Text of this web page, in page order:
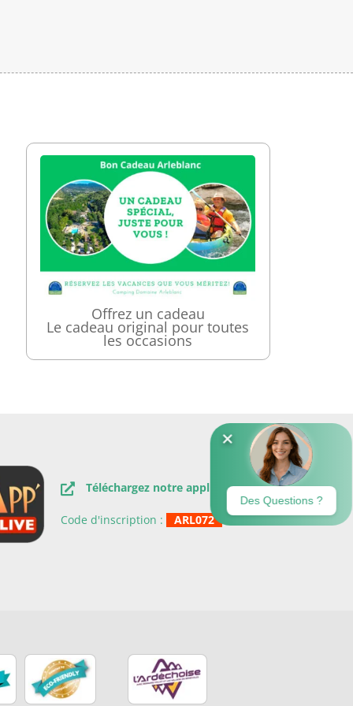
Offrez un cadeau
Le cadeau original pour toutes
les occasions
Téléchargez notre application.
Code d'inscription : ARL072